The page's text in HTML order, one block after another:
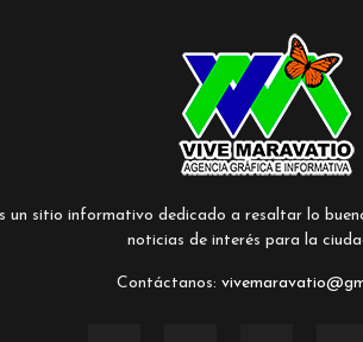
un sitio informativo dedicado a resaltar lo
noticias de interés para la
Contáctanos: